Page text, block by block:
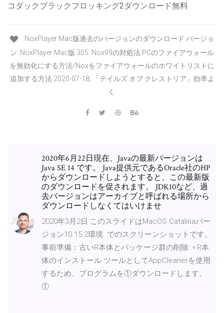
コダックブラックフロッキング2ダウンロード無料
NoxPlayer Mac版過去のバージョンのダウンロード バージョ
ン: NoxPlayer Mac版 305. Nox99の対処法:PCのファイアウォール
を無効化にする方法/Noxをファイアウォールのホワイトリストに
追加する方法 2020-07-18; 「テイルズ オブ クレストリア」効率よ
く
2020年6月22日現在、Javaの最新バージョンは
Java SE 14 です。 Java提供元であるOracle社のHP
からダウンロードしようとすると、この最新版
のダウンロードを促されます。 JDK10など、過
去バージョンはアーカイブと呼ばれる場所から
ダウンロードしなくてはいけませ
2020年3月2日 このスライドはMacOS Catalinaバー
ジョン10.15.2環境. でのスクリーンショットです。
事前準備：古いR本体とパッケージ群の削除. ▫ R本
体のインストール ツールとしてAppCleanerを使用.
するため、プログラムを①ダウンロードします。
①